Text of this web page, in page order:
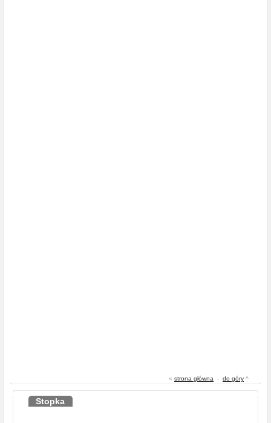
« strona główna - do góry ^
Stopka